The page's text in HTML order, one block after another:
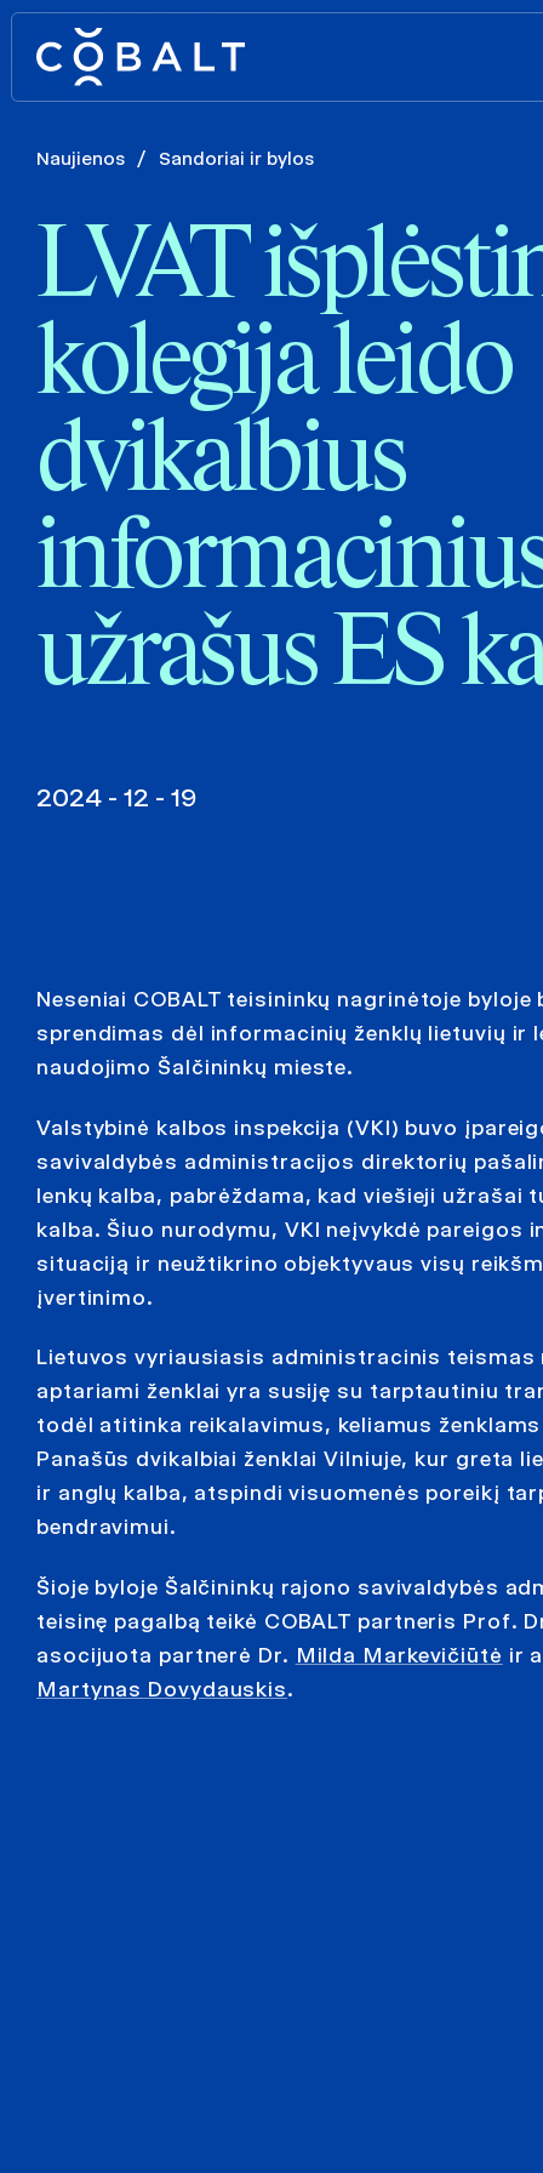
Naujienos / Sandoriai ir bylos
LVAT
kolegija leido
dvikalbius
užrašus ES
2024 - 12 - 19
Neseniai COBALT teisininkų nagrinėtoje
sprendimas dėl informacinių ženklų lietuvių ir
naudojimo Šalčininkų mieste.
Valstybinė kalbos inspekcija (VKI) buvo
savivaldybės administracijos direktorių
lenkų kalba, pabrėždama, kad viešieji užrašai
kalba. Šiuo nurodymu, VKI neįvykdė pareigos
situaciją ir neužtikrino objektyvaus visų
įvertinimo.
Lietuvos vyriausiasis administracinis teismas
aptariami ženklai yra susiję su tarptautiniu
todėl atitinka reikalavimus, keliamus
Panašūs dvikalbiai ženklai Vilniuje, kur greta
ir anglų kalba, atspindi visuomenės poreikį
bendravimui.
Šioje byloje Šalčininkų rajono savivaldybės
teisinę pagalbą teikė COBALT partneris Prof.
asocijuota partnerė Dr. Milda Markevičiūtė ir
Martynas Dovydauskis.